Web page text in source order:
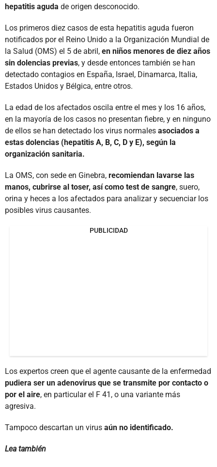
hepatitis aguda de origen desconocido.
Los primeros diez casos de esta hepatitis aguda fueron
notificados por el Reino Unido a la Organización Mundial de
la Salud (OMS) el 5 de abril, en niños menores de diez años
sin dolencias previas, y desde entonces también se han
detectado contagios en España, Israel, Dinamarca, Italia,
Estados Unidos y Bélgica, entre otros.
La edad de los afectados oscila entre el mes y los 16 años,
en la mayoría de los casos no presentan fiebre, y en ninguno
de ellos se han detectado los virus normales asociados a
estas dolencias (hepatitis A, B, C, D y E), según la
organización sanitaria.
La OMS, con sede en Ginebra, recomiendan lavarse las
manos, cubrirse al toser, así como test de sangre, suero,
orina y heces a los afectados para analizar y secuenciar los
posibles virus causantes.
PUBLICIDAD
Los expertos creen que el agente causante de la enfermedad
pudiera ser un adenovirus que se transmite por contacto o
por el aire, en particular el F 41, o una variante más
agresiva.
Tampoco descartan un virus aún no identificado.
Lea también